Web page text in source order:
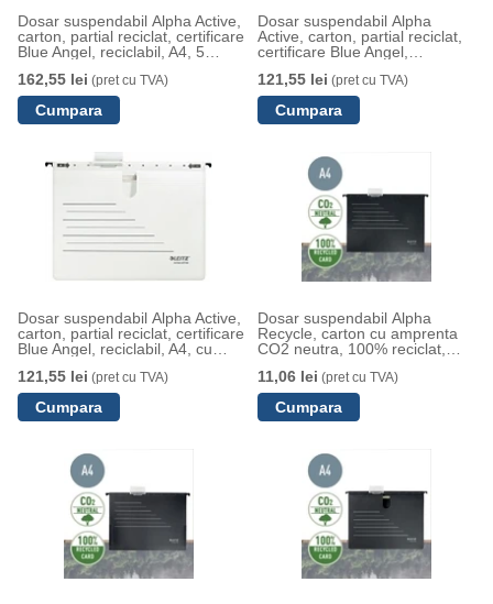
Dosar suspendabil Alpha Active,
carton, partial reciclat, certificare
Blue Angel, reciclabil, A4, 5
162,55 lei (pret cu TVA)
Dosar suspendabil Alpha
Active, carton, partial reciclat,
certificare Blue Angel,
buc/set, negru, Leitz
121,55 lei (pret cu TVA)
Dosar suspendabil Alpha Active,
carton, partial reciclat, certificare
Blue Angel, reciclabil, A4, cu
121,55 lei (pret cu TVA)
Dosar suspendabil Alpha
Recycle, carton cu amprenta
CO2 neutra, 100% reciclat,
reciclabil, A4, negru, Leitz
11,06 lei (pret cu TVA)